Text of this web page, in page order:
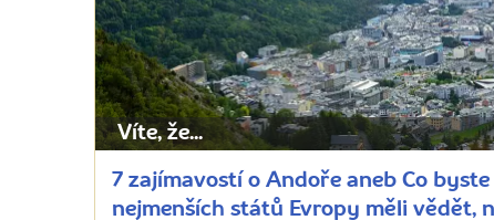
Víte, že...
7 zajímavostí o Andoře aneb Co
nejmenších států Evropy měli vědět,